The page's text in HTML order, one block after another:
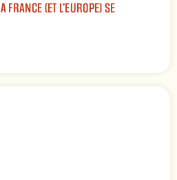
FRANCE (ET L’EUROPE) SE